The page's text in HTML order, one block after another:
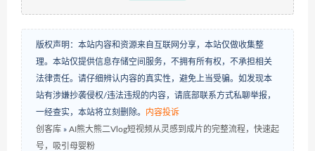
版权声明：本站内容和资源来自互联网分享，本站仅做收集整
理。本站仅提供信息存储空间服务，不拥有所有权，不承担相关
法律责任。请仔细辨认内容的真实性，避免上当受骗。如发现本
站有涉嫌抄袭侵权/违法违规的内容，请底部联系方式私聊举报，
一经查实，本站将立刻删除。 内容投诉
创客库 » AI熊大熊二Vlog短视频从灵感到成片的完整流程，快速起
号，吸引母婴粉